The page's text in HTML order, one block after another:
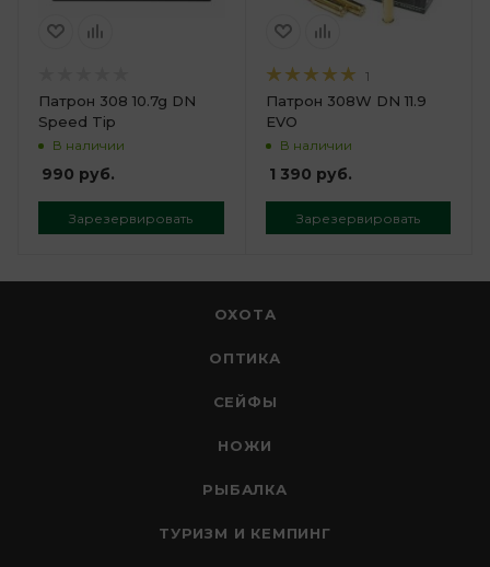
Патрон 308 10.7g DN
Speed Tip
В наличии
990 руб.
Зарезервировать
1
Патрон 308W DN 11.9
EVO
В наличии
1 390 руб.
Зарезервировать
ОХОТА
ОПТИКА
СЕЙФЫ
НОЖИ
РЫБАЛКА
ТУРИЗМ И КЕМПИНГ